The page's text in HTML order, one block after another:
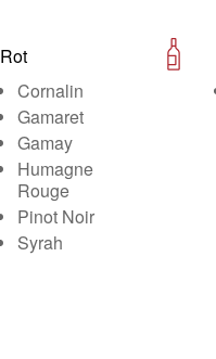
Rot
Cornalin
Gamaret
Gamay
Humagne
Rouge
Pinot Noir
Syrah